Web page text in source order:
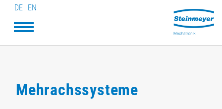
DE EN
Mehrachssysteme